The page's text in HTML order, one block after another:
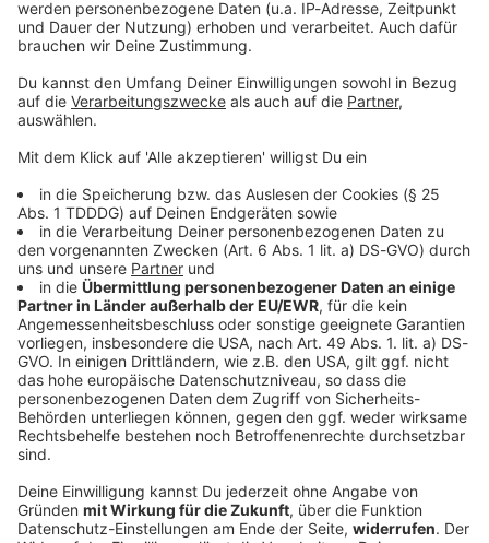
Sprachnachricht
© dpa-infocom, dpa:260118-930-560637/1
Bayern
Autofahrer rast der Polizei davon - bis an
einen Baum